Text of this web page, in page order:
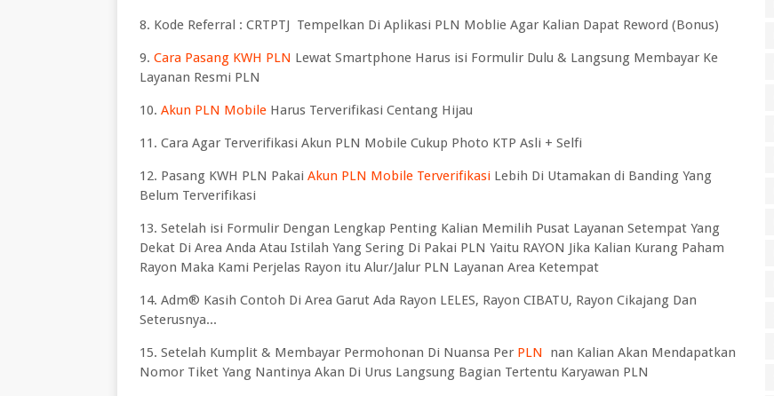
8. Kode Referral : CRTPTJ Tempelkan Di Aplikasi PLN Moblie Agar Kalian Dapat Reword (Bonus)
9. Cara Pasang KWH PLN Lewat Smartphone Harus isi Formulir Dulu & Langsung Membayar Ke
Layanan Resmi PLN
10. Akun PLN Mobile Harus Terverifikasi Centang Hijau
11. Cara Agar Terverifikasi Akun PLN Mobile Cukup Photo KTP Asli + Selfi
12. Pasang KWH PLN Pakai Akun PLN Mobile Terverifikasi Lebih Di Utamakan di Banding Yang
Belum Terverifikasi
13. Setelah isi Formulir Dengan Lengkap Penting Kalian Memilih Pusat Layanan Setempat Yang
Dekat Di Area Anda Atau Istilah Yang Sering Di Pakai PLN Yaitu RAYON Jika Kalian Kurang Paham
Rayon Maka Kami Perjelas Rayon itu Alur/Jalur PLN Layanan Area Ketempat
14. Adm® Kasih Contoh Di Area Garut Ada Rayon LELES, Rayon CIBATU, Rayon Cikajang Dan
Seterusnya...
15. Setelah Kumplit & Membayar Permohonan Di Nuansa Per PLN nan Kalian Akan Mendapatkan
Nomor Tiket Yang Nantinya Akan Di Urus Langsung Bagian Tertentu Karyawan PLN